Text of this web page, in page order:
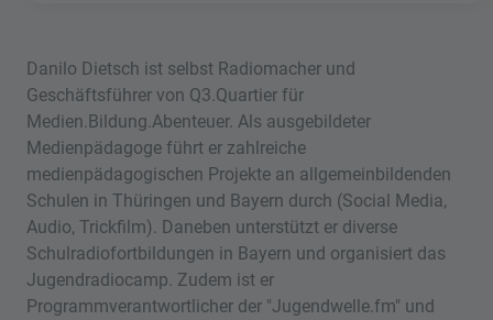
Danilo Dietsch ist selbst Radiomacher und
Geschäftsführer von Q3.Quartier für
Medien.Bildung.Abenteuer. Als ausgebildeter
Medienpädagoge führt er zahlreiche
medienpädagogischen Projekte an allgemeinbildenden
Schulen in Thüringen und Bayern durch (Social Media,
Audio, Trickfilm). Daneben unterstützt er diverse
Schulradiofortbildungen in Bayern und organisiert das
Jugendradiocamp. Zudem ist er
Programmverantwortlicher der "Jugendwelle.fm" und